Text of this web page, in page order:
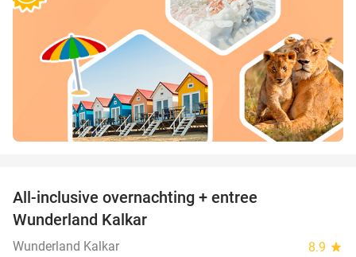
All-inclusive overnachting + entree
Wunderland Kalkar
Wunderland Kalkar 8.9 star